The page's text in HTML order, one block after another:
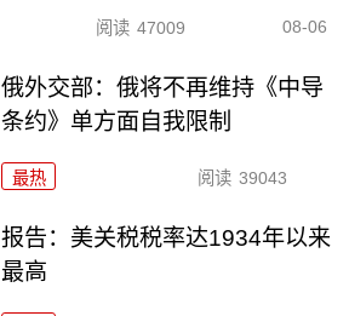
阅读 47009 08-06
俄外交部：俄将不再维持《中导
条约》单方面自我限制
最热 阅读 39043
报告：美关税税率达1934年以来
最高